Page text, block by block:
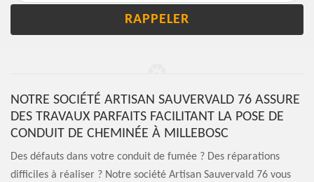
NOTRE SOCIÉTÉ ARTISAN SAUVERVALD 76 ASSURE
DES TRAVAUX PARFAITS FACILITANT LA POSE DE
CONDUIT DE CHEMINÉE À MILLEBOSC
Des défauts dans votre conduit de fumée ? Des réparations
difficiles à réaliser ? Notre société Artisan Sauvervald 76 vous